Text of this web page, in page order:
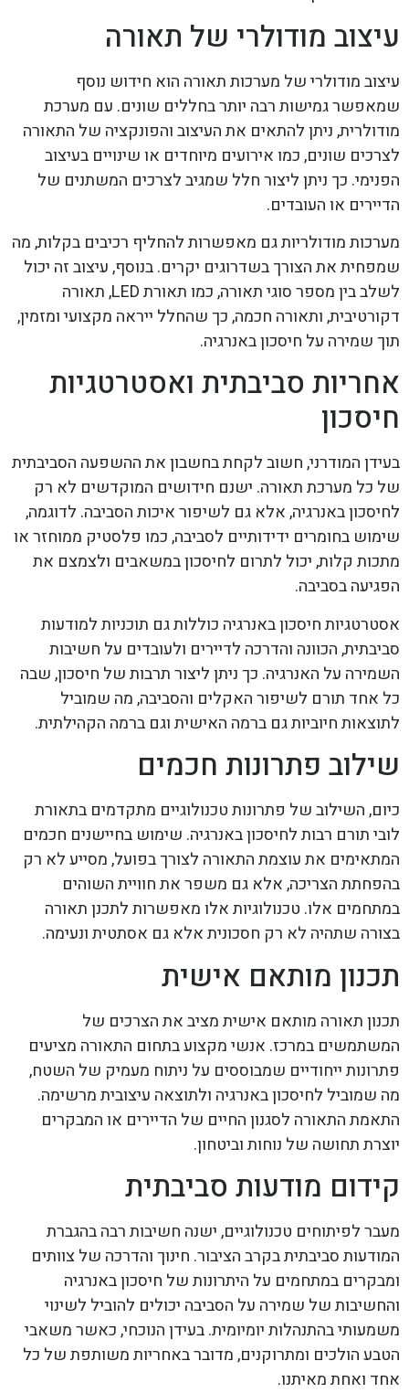
עיצוב מודולרי של תאורה
עיצוב מודולרי של מערכות תאורה הוא חידוש נוסף
שמאפשר גמישות רבה יותר בחללים שונים. עם מערכת
מודולרית, ניתן להתאים את העיצוב והפונקציה של התאורה
לצרכים שונים, כמו אירועים מיוחדים או שינויים בעיצוב
הפנימי. כך ניתן ליצור חלל שמגיב לצרכים המשתנים של
הדיירים או העובדים.
מערכות מודולריות גם מאפשרות להחליף רכיבים בקלות, מה
שמפחית את הצורך בשדרוגים יקרים. בנוסף, עיצוב זה יכול
לשלב בין מספר סוגי תאורה, כמו תאורת LED, תאורה
דקורטיבית, ותאורה חכמה, כך שהחלל ייראה מקצועי ומזמין,
תוך שמירה על חיסכון באנרגיה.
אחריות סביבתית ואסטרטגיות
חיסכון
בעידן המודרני, חשוב לקחת בחשבון את ההשפעה הסביבתית
של כל מערכת תאורה. ישנם חידושים המוקדשים לא רק
לחיסכון באנרגיה, אלא גם לשיפור איכות הסביבה. לדוגמה,
שימוש בחומרים ידידותיים לסביבה, כמו פלסטיק ממוחזר או
מתכות קלות, יכול לתרום לחיסכון במשאבים ולצמצם את
הפגיעה בסביבה.
אסטרטגיות חיסכון באנרגיה כוללות גם תוכניות למודעות
סביבתית, הכוונה והדרכה לדיירים ולעובדים על חשיבות
השמירה על האנרגיה. כך ניתן ליצור תרבות של חיסכון, שבה
כל אחד תורם לשיפור האקלים והסביבה, מה שמוביל
לתוצאות חיוביות גם ברמה האישית וגם ברמה הקהילתית.
שילוב פתרונות חכמים
כיום, השילוב של פתרונות טכנולוגיים מתקדמים בתאורת
לובי תורם רבות לחיסכון באנרגיה. שימוש בחיישנים חכמים
המתאימים את עוצמת התאורה לצורך בפועל, מסייע לא רק
בהפחתת הצריכה, אלא גם משפר את חוויית השוהים
במתחמים אלו. טכנולוגיות אלו מאפשרות לתכנן תאורה
בצורה שתהיה לא רק חסכונית אלא גם אסתטית ונעימה.
תכנון מותאם אישית
תכנון תאורה מותאם אישית מציב את הצרכים של
המשתמשים במרכז. אנשי מקצוע בתחום התאורה מציעים
פתרונות ייחודיים שמבוססים על ניתוח מעמיק של השטח,
מה שמוביל לחיסכון באנרגיה ולתוצאה עיצובית מרשימה.
התאמת התאורה לסגנון החיים של הדיירים או המבקרים
יוצרת תחושה של נוחות וביטחון.
קידום מודעות סביבתית
מעבר לפיתוחים טכנולוגיים, ישנה חשיבות רבה בהגברת
המודעות סביבתית בקרב הציבור. חינוך והדרכה של צוותים
ומבקרים במתחמים על היתרונות של חיסכון באנרגיה
והחשיבות של שמירה על הסביבה יכולים להוביל לשינוי
משמעותי בהתנהלות יומיומית. בעידן הנוכחי, כאשר משאבי
הטבע הולכים ומתרוקנים, מדובר באחריות משותפת של כל
אחד ואחת מאיתנו.